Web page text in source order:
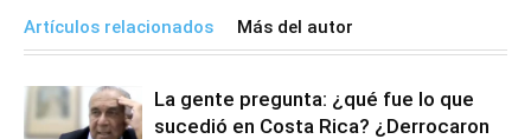
Artículos relacionados Más del autor
La gente pregunta: ¿qué fue lo que
sucedió en Costa Rica? ¿Derrocaron